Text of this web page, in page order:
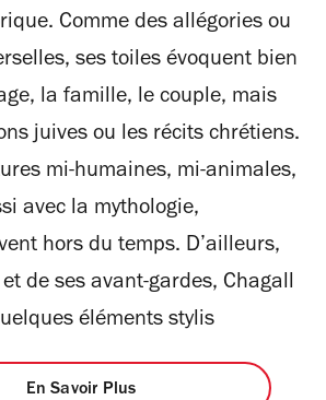
Comme des allégories ou
ses toiles évoquent bien
la famille, le couple, mais
juives ou les récits chrétiens.
mi-humaines, mi-animales,
avec la mythologie,
hors du temps. D’ailleurs,
de ses avant-gardes, Chagall
éléments stylis
En Savoir Plus